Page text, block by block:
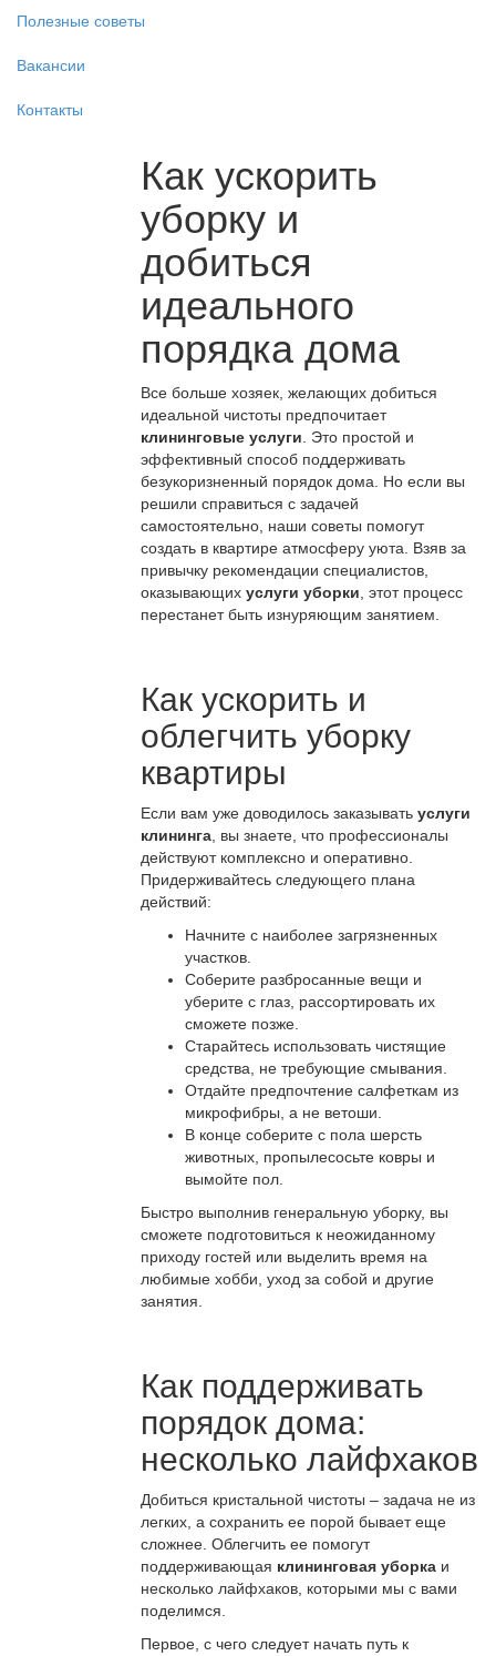
Полезные советы
Вакансии
Контакты
Как ускорить
уборку и
добиться
идеального
порядка дома
Все больше хозяек, желающих добиться
идеальной чистоты предпочитает
клининговые услуги. Это простой и
эффективный способ поддерживать
безукоризненный порядок дома. Но если вы
решили справиться с задачей
самостоятельно, наши советы помогут
создать в квартире атмосферу уюта. Взяв за
привычку рекомендации специалистов,
оказывающих услуги уборки, этот процесс
перестанет быть изнуряющим занятием.
Как ускорить и
облегчить уборку
квартиры
Если вам уже доводилось заказывать услуги
клининга, вы знаете, что профессионалы
действуют комплексно и оперативно.
Придерживайтесь следующего плана
действий:
Начните с наиболее загрязненных
участков.
Соберите разбросанные вещи и
уберите с глаз, рассортировать их
сможете позже.
Старайтесь использовать чистящие
средства, не требующие смывания.
Отдайте предпочтение салфеткам из
микрофибры, а не ветоши.
В конце соберите с пола шерсть
животных, пропылесосьте ковры и
вымойте пол.
Быстро выполнив генеральную уборку, вы
сможете подготовиться к неожиданному
приходу гостей или выделить время на
любимые хобби, уход за собой и другие
занятия.
Как поддерживать
порядок дома:
несколько лайфхаков
Добиться кристальной чистоты – задача не из
легких, а сохранить ее порой бывает еще
сложнее. Облегчить ее помогут
поддерживающая клининговая уборка и
несколько лайфхаков, которыми мы с вами
поделимся.
Первое, с чего следует начать путь к